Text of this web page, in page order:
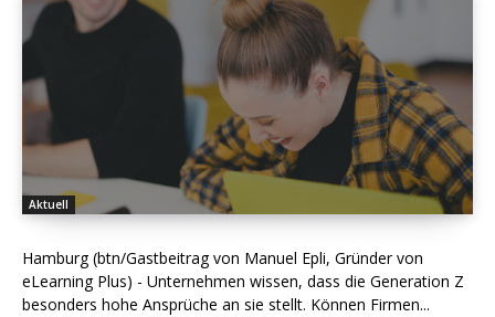
Aktuell
Hamburg (btn/Gastbeitrag von Manuel Epli, Gründer von
eLearning Plus) - Unternehmen wissen, dass die Generation Z
besonders hohe Ansprüche an sie stellt. Können Firmen...